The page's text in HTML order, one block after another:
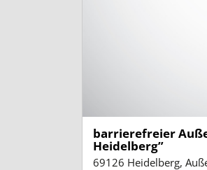
barrierefreier
Heidelberg”
69126 Heidelberg,